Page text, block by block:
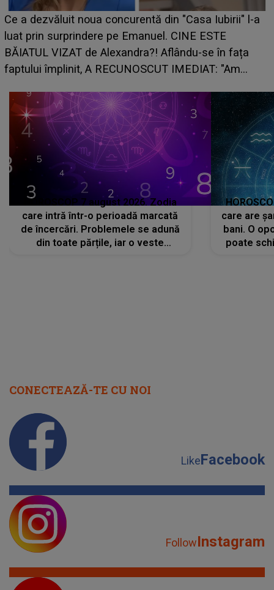
HOROSCOP de weekend, 8-9 august 2026. Zodia
care riscă să rămână fără bani. O decizie luată în
grabă îi aduce pierderi semnificative și îi dă toate
planurile peste cap
HOROSCOP 7 august 2026. Zodia
care intră într-o perioadă marcată
de încercări. Problemele se adună
din toate părțile, iar o veste
care are
bani. O
poate
CONECTEAZĂ-TE CU NOI
LikeFacebook
FollowInstagram